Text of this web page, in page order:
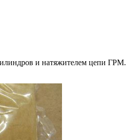
и натяжителем цепи ГРМ.